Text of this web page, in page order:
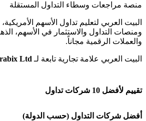
منصة مراجعات وسطاء التداول المستقلة
البيت العربي لتعليم تداول الأسهم
ومنصات التداول والاستثمار في الأسهم،
والعملات الرقمية مجاناً.
البيت العربي علامة تجارية تابعة لـ Ltd
تقييم لأفضل 10 شركات تداول
شركة Capital.com
أفضل شركات التداول (حسب الدولة)